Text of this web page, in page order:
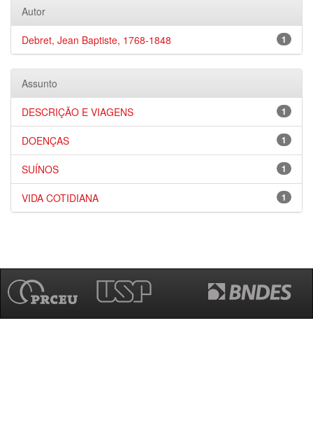
Autor
1
Debret, Jean Baptiste, 1768-1848
Assunto
1
DESCRIÇÃO E VIAGENS
1
DOENÇAS
1
SUÍNOS
1
VIDA COTIDIANA